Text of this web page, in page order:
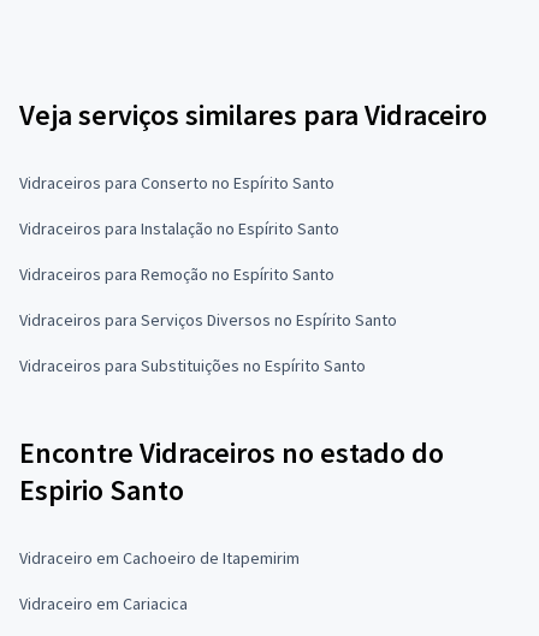
Veja serviços similares para Vidraceiro
Vidraceiros para Conserto no Espírito Santo
Vidraceiros para Instalação no Espírito Santo
Vidraceiros para Remoção no Espírito Santo
Vidraceiros para Serviços Diversos no Espírito Santo
Vidraceiros para Substituições no Espírito Santo
Encontre Vidraceiros no estado do
Espirio Santo
Vidraceiro em Cachoeiro de Itapemirim
Vidraceiro em Cariacica